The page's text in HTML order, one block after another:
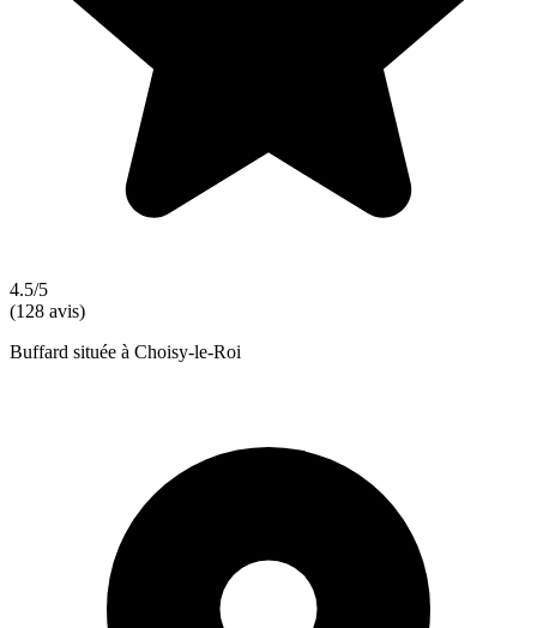
4.5/5
(128 avis)
Buffard située à Choisy-le-Roi